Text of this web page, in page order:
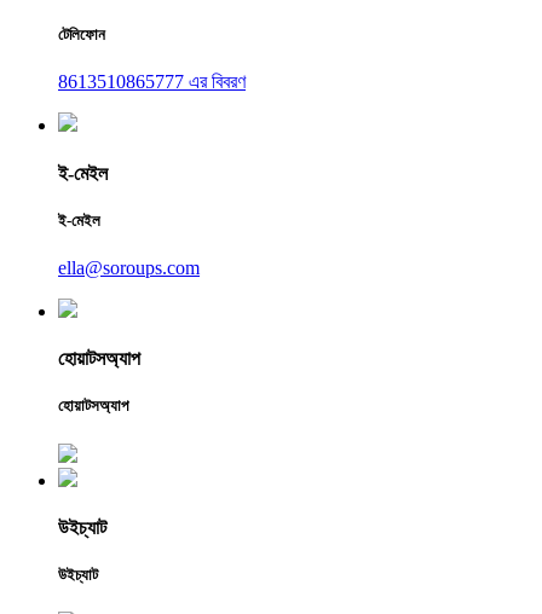
টেলিফোন
8613510865777 এর বিবরণ
ই-মেইল
ই-মেইল
ella@soroups.com
হোয়াটসঅ্যাপ
হোয়াটসঅ্যাপ
উইচ্যাট
উইচ্যাট